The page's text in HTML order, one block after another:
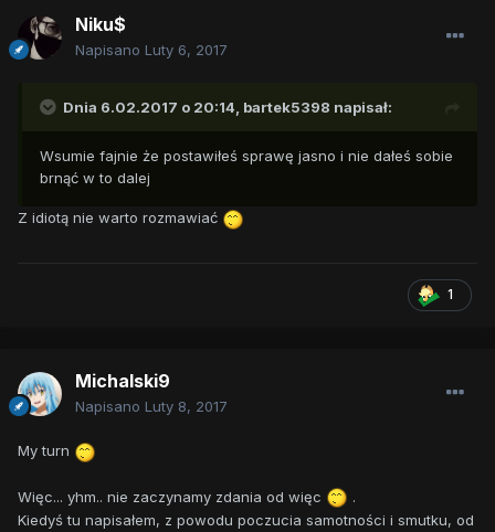
Niku$
Napisano Luty 6, 2017
Dnia 6.02.2017 o 20:14, bartek5398 napisał:
Wsumie fajnie że postawiłeś sprawę jasno i nie dałeś sobie
brnąć w to dalej
Z idiotą nie warto rozmawiać
1
Michalski9
Napisano Luty 8, 2017
My turn
Więc... yhm.. nie zaczynamy zdania od więc
.
Kiedyś tu napisałem, z powodu poczucia samotności i smutku, od